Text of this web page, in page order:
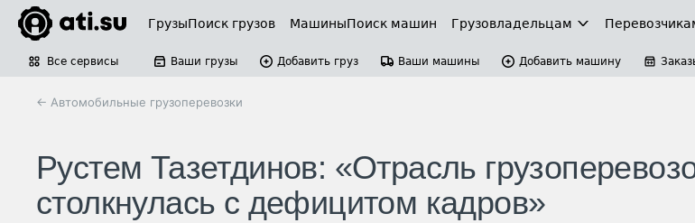
ГрузыПоиск грузов МашиныПоиск машин Грузовладельцам
Все сервисы Ваши грузы Добавить груз Ваши машины Добавить машину
← Автомобильные грузоперевозки
Рустем Тазетдинов: «Отрасль
столкнулась с дефицитом кадров»